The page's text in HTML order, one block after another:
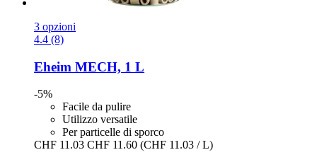
3 opzioni
4.4 (8)
Eheim MECH, 1 L
-5%
Facile da pulire
Utilizzo versatile
Per particelle di sporco
CHF 11.03 CHF 11.60 (CHF 11.03 / L)